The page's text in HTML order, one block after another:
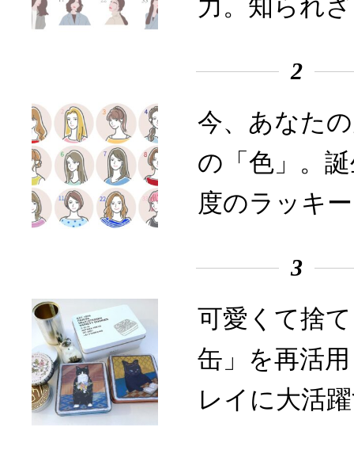
力。知られ
2
今、あなた
の「色」。
度のラッキ
3
可愛くて捨
缶」を再活
レイに大活